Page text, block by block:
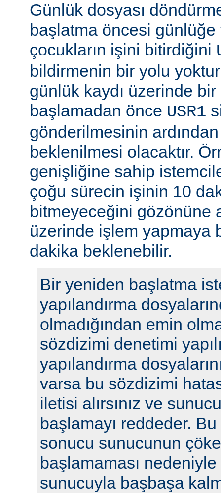
Günlük dosyası
başlatma öncesi
çocukların işini bitirdiğini
bildirmenin bir yolu
günlük kaydı üzerinde
başlamadan önce USR1
gönderilmesinin
beklenilmesi olacaktır.
genişliğine sahip
çoğu sürecin işinin 10
bitmeyeceğini gözönüne
üzerinde işlem yapmaya
dakika beklenebilir.
Bir yeniden başlatma
yapılandırma
olmadığından emin
sözdizimi denetimi
yapılandırma
varsa bu sözdizimi
iletisi alırsınız ve
başlamayı reddeder.
sonucu sunucunun
başlamaması
sunucuyla başbaşa